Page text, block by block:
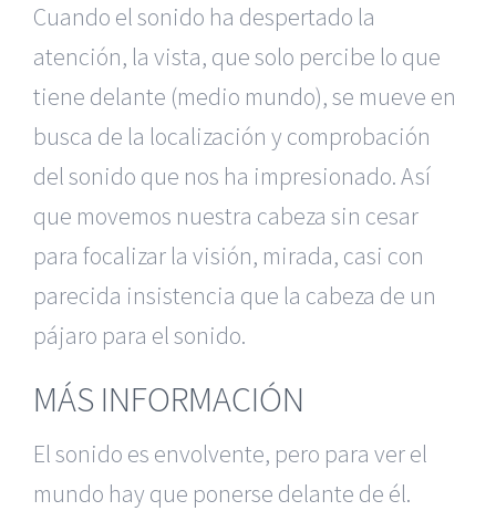
Cuando el sonido ha despertado la
atención, la vista, que solo percibe lo que
tiene delante (medio mundo), se mueve en
busca de la localización y comprobación
del sonido que nos ha impresionado. Así
que movemos nuestra cabeza sin cesar
para focalizar la visión, mirada, casi con
parecida insistencia que la cabeza de un
pájaro para el sonido.
MÁS INFORMACIÓN
El sonido es envolvente, pero para ver el
mundo hay que ponerse delante de él.